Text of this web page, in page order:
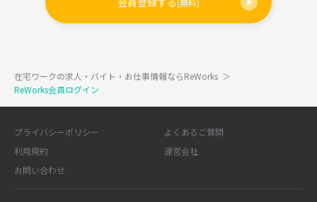
在宅ワークの求人・バイト・お仕事情報ならReWorks ＞
ReWorks会員ログイン
プライバシーポリシー
よくあるご質問
利用規約
運営会社
お問い合わせ